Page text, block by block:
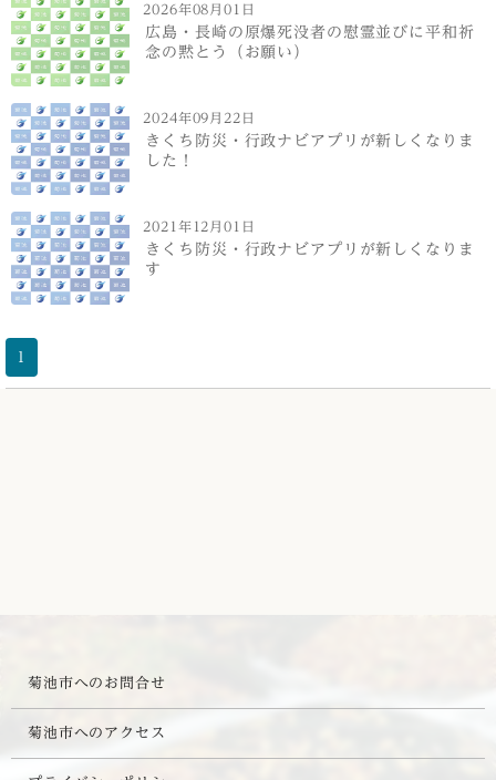
2026年08月01日
広島・長崎の原爆死没者の慰霊並びに平和祈
念の黙とう（お願い）
2024年09月22日
きくち防災・行政ナビアプリが新しくなりま
した！
2021年12月01日
きくち防災・行政ナビアプリが新しくなりま
す
1
菊池市へのお問合せ
菊池市へのアクセス